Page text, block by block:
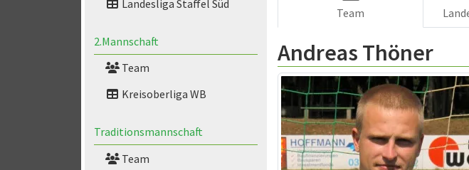
Landesliga Staffel Süd
2.Mannschaft
Team
Kreisoberliga WB
Traditionsmannschaft
Team
Team
Andreas Thöner